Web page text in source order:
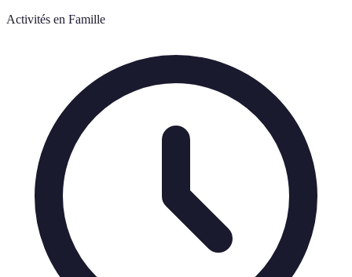
Activités en Famille